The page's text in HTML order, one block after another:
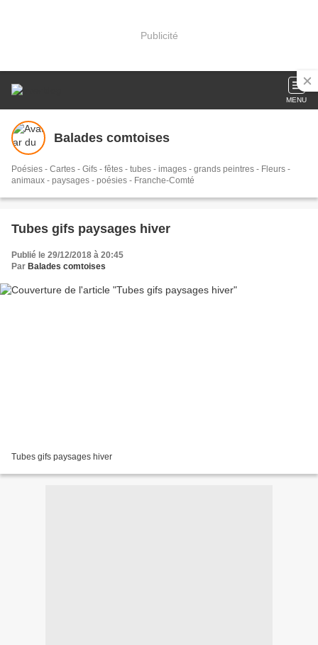
Publicité
MENU
Balades comtoises
Poésies - Cartes - Gifs - fêtes - tubes - images - grands peintres - Fleurs -
animaux - paysages - poésies - Franche-Comté
Tubes gifs paysages hiver
Publié le 29/12/2018 à 20:45
Par Balades comtoises
Tubes gifs paysages hiver